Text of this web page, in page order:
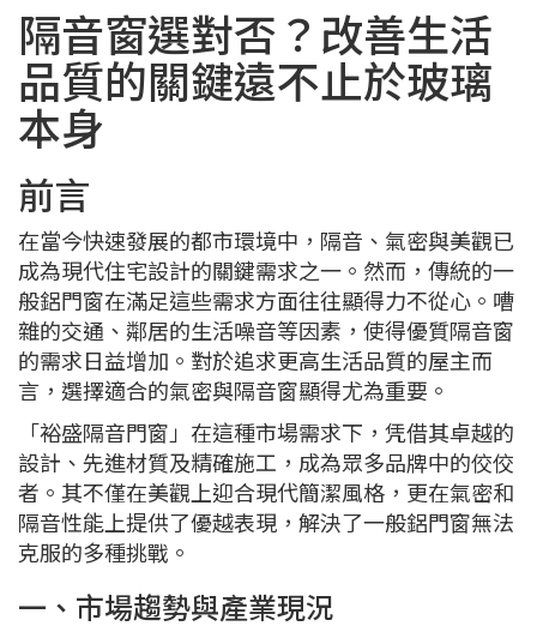
隔音窗選對否？改善生活
品質的關鍵遠不止於玻璃
本身
前言
在當今快速發展的都市環境中，隔音、氣密與美觀已
成為現代住宅設計的關鍵需求之一。然而，傳統的一
般鋁門窗在滿足這些需求方面往往顯得力不從心。嘈
雜的交通、鄰居的生活噪音等因素，使得優質隔音窗
的需求日益增加。對於追求更高生活品質的屋主而
言，選擇適合的氣密與隔音窗顯得尤為重要。
「裕盛隔音門窗」在這種市場需求下，凭借其卓越的
設計、先進材質及精確施工，成為眾多品牌中的佼佼
者。其不僅在美觀上迎合現代簡潔風格，更在氣密和
隔音性能上提供了優越表現，解決了一般鋁門窗無法
克服的多種挑戰。
一、市場趨勢與產業現況